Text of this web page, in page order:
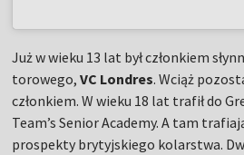
Już w wieku 13 lat był członkiem
torowego,VC Londres. Wciąż
członkiem. W wieku 18 lat trafił do
Team’s Senior Academy. A tam
prospekty brytyjskiego kolarstwa.